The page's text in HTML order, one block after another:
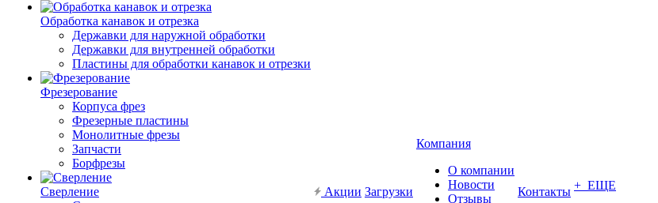
Обработка канавок и отрезка
Державки для наружной обработки
Державки для внутренней обработки
Пластины для обработки канавок и отрезки
Фрезерование
Корпуса фрез
Фрезерные пластины
Монолитные фрезы
Запчасти
Борфрезы
Сверление
Акции Загрузки
Компания
О компании
Новости
Отзывы
Контакты + ЕЩЕ